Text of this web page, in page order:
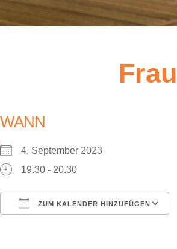
WANN
4. September 2023
19.30 - 20.30
ZUM KALENDER HINZUFÜGEN